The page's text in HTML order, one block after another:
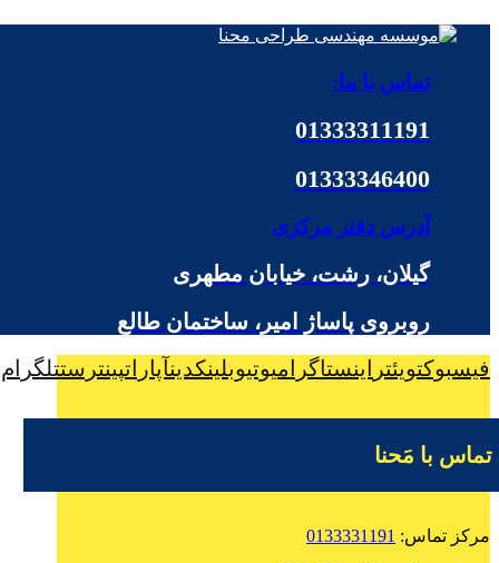
تماس با ما:
01333311191
01333346400
آدرس دفتر مرکزی
گیلان، رشت، خیابان مطهری
روبروی پاساژ امیر، ساختمان طالع
فیسبوکتویئتر اینستاگرامیوتیوبلینکدینآپاراتپینترستتلگرام
تماس با مَحنا
مرکز تماس: 0133331191